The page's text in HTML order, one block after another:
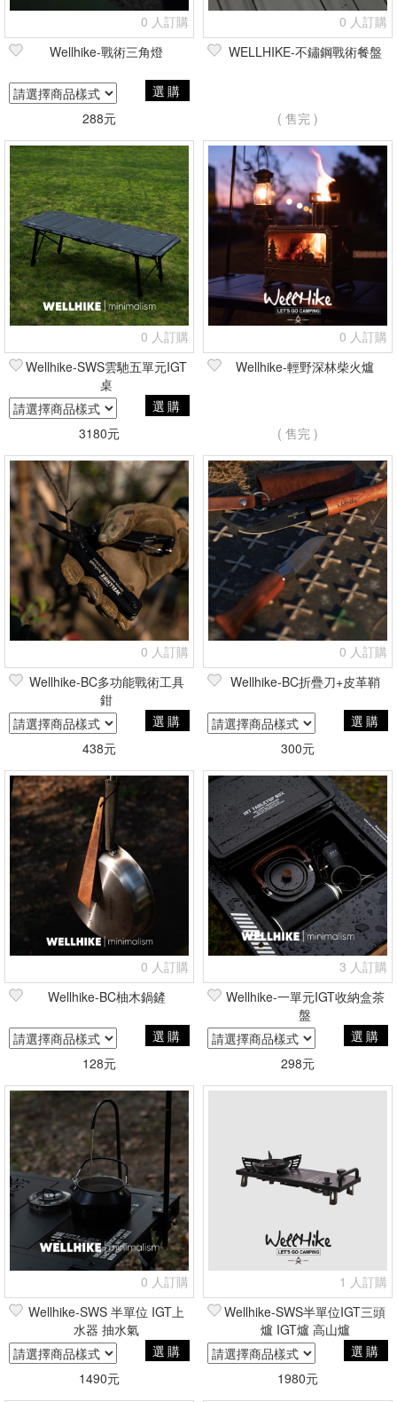
0 人訂購
Wellhike-戰術三角燈
選購
288元
0 人訂購
WELLHIKE-不鏽鋼戰術餐盤
( 售完 )
0 人訂購
Wellhike-SWS雲馳五單元IGT
桌
選購
3180元
0 人訂購
Wellhike-輕野深林柴火爐
( 售完 )
0 人訂購
Wellhike-BC多功能戰術工具
鉗
選購
438元
0 人訂購
Wellhike-BC折疊刀+皮革鞘
選購
300元
0 人訂購
Wellhike-BC柚木鍋鏟
選購
128元
3 人訂購
Wellhike-一單元IGT收納盒茶
盤
選購
298元
0 人訂購
Wellhike-SWS 半單位 IGT上
水器 抽水氣
選購
1490元
1 人訂購
Wellhike-SWS半單位IGT三頭
爐 IGT爐 高山爐
選購
1980元